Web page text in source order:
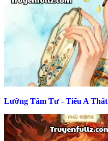
Lưỡng Tâm Tư - Tiểu A Thất